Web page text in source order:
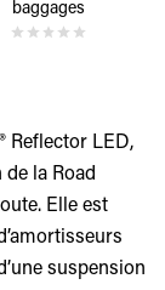
baggages
Reflector LED,
la Road
Elle est
suspension